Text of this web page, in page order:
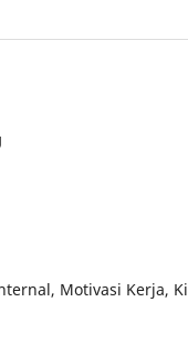
Motivasi Kerja,